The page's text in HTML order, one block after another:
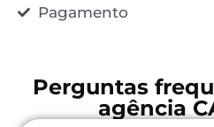
Pagamento
Perguntas
agência